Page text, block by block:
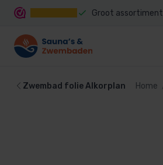
Groot assortiment
Zwembad folie Alkorplan Home